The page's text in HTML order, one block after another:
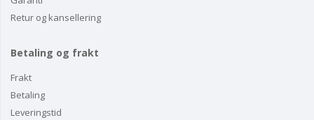
Retur og kansellering
Betaling og frakt
Frakt
Betaling
Leveringstid